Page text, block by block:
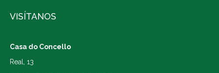
VISÍTANOS
Casa do Concello
Real, 13